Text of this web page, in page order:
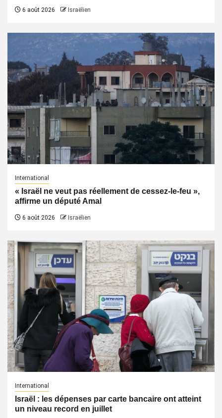
6 août 2026 Israëlien
International
« Israël ne veut pas réellement de cessez-le-feu »,
affirme un député Amal
6 août 2026 Israëlien
International
Israël : les dépenses par carte bancaire ont atteint
un niveau record en juillet